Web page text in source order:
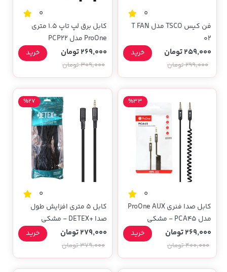
0
فن کیس TSCO مدل T FAN
02
259,000 تومان
299,000 تومان
خرید
0
کابل برق لپ تاپ 1.5 متری
ProOne مدل PCP22
269,000 تومان
309,000 تومان
خرید
0
کابل صدا فنری ProOne AUX
مدل PCA45 - مشکی
%33
269,000 تومان
400,000 تومان
خرید
0
کابل 5 متری افزایش طول
صدا +DETEX - مشکی
%27
279,000 تومان
379,000 تومان
خرید